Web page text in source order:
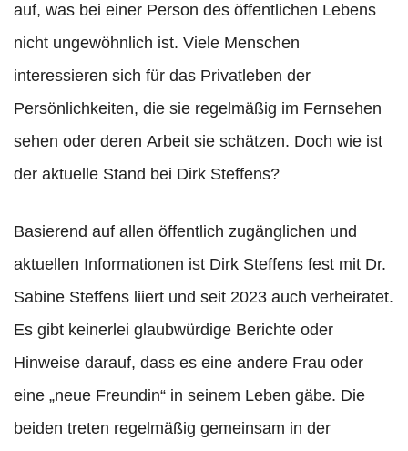
auf, was bei einer Person des öffentlichen Lebens
nicht ungewöhnlich ist. Viele Menschen
interessieren sich für das Privatleben der
Persönlichkeiten, die sie regelmäßig im Fernsehen
sehen oder deren Arbeit sie schätzen. Doch wie ist
der aktuelle Stand bei Dirk Steffens?
Basierend auf allen öffentlich zugänglichen und
aktuellen Informationen ist Dirk Steffens fest mit Dr.
Sabine Steffens liiert und seit 2023 auch verheiratet.
Es gibt keinerlei glaubwürdige Berichte oder
Hinweise darauf, dass es eine andere Frau oder
eine „neue Freundin“ in seinem Leben gäbe. Die
beiden treten regelmäßig gemeinsam in der